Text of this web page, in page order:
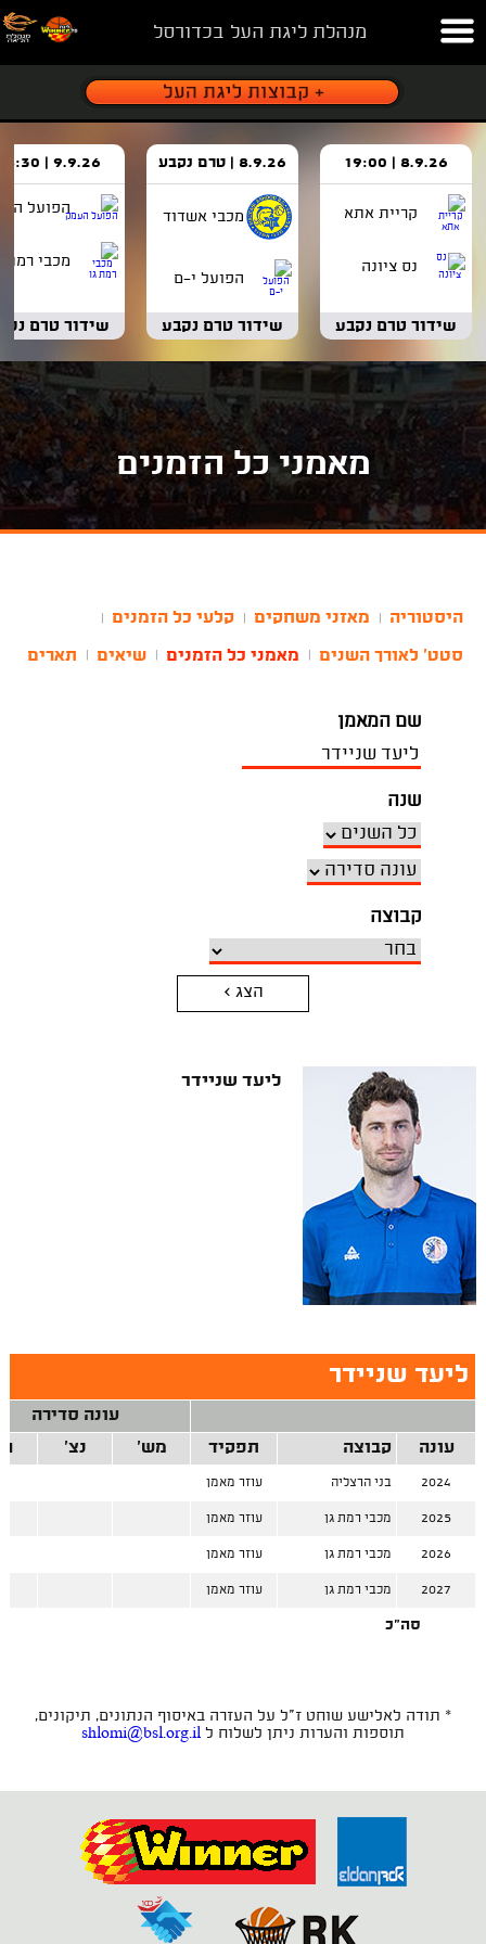
מנהלת ליגת העל בכדורסל
8.9.26 | 19:00
קריית אתא
נס ציונה
שידור טרם נקבע
8.9.26 | טרם נקבע
מכבי אשדוד
הפועל י-ם
שידור טרם נקבע
9.9.26 | 18:30
הפועל
מכבי רמת
שידור טרם
מאמני כל הזמנים
היסטוריה מאזני משחקים קלעי כל הזמנים
סטט' לאורך השנים מאמני כל הזמנים שיאים תארים
שם המאמן
שנה
קבוצה
הצג >
ליעד שניידר
ליעד שניידר
עונה סדירה
עונה
קבוצה תפקיד מש' נצ'
2024 בני הרצליה עוזר מאמן
2025 מכבי רמת גן עוזר מאמן
2026 מכבי רמת גן עוזר מאמן
2027 מכבי רמת גן עוזר מאמן
סה"כ
* תודה לאלישע שוחט ז"ל על העזרה באיסוף הנתונים, תיקונים,
תוספות והערות ניתן לשלוח ל shlomi@bsl.org.il